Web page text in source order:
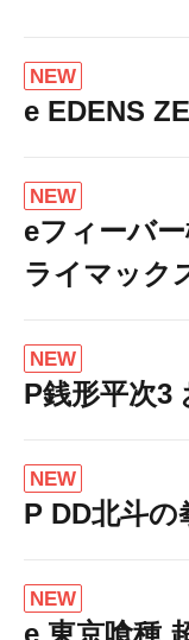
NEW
e EDENS
NEW
eフィーバ
ライマック
NEW
P銭形平次3
NEW
P DD北斗の
NEW
e 東京喰種